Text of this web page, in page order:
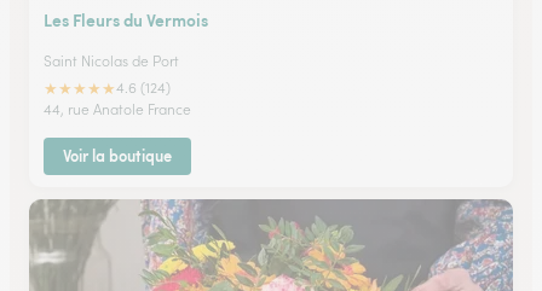
Les Fleurs du Vermois
Saint Nicolas de Port
★★★★★4.6 (124)
44, rue Anatole France
Voir la boutique